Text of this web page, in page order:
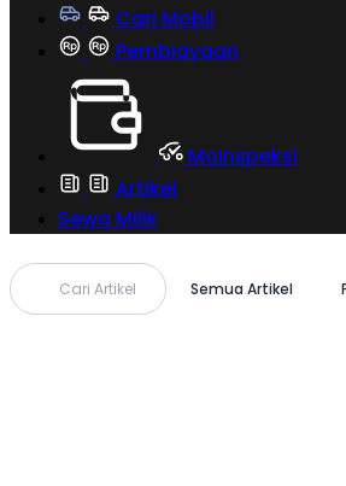
Cari Mobil
Pembiayaan
MoInspeksi
Artikel
Sewa Milik
Cari Artikel Semua Artikel